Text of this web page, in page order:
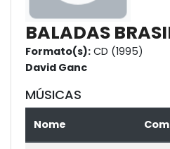
BALADAS
Formato(s): CD (1995)
David Ganc
MÚSICAS
Nome